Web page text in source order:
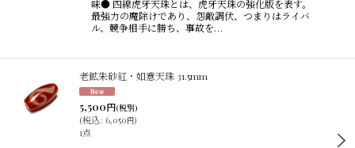
味● 四線虎牙天珠とは、虎牙天珠の強化版を表す。
最強力の魔除けであり、怨敵調伏、つまりはライバ
ル、競争相手に勝ち、事故を…
老鉱朱砂紅・如意天珠 31.5mm
5,500円(税別)
(税込: 6,050円)
1点